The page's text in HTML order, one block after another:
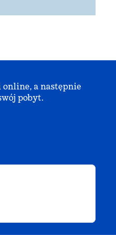
online, a następnie
pobyt.